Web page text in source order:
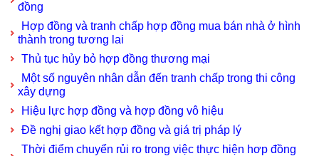
đồng
Hợp đồng và tranh chấp hợp đồng mua bán nhà ở hình
thành trong tương lai
Thủ tục hủy bỏ hợp đồng thương mại
Một số nguyên nhân dẫn đến tranh chấp trong thi công
xây dựng
Hiệu lực hợp đồng và hợp đồng vô hiệu
Đề nghị giao kết hợp đồng và giá trị pháp lý
Thời điểm chuyển rủi ro trong việc thực hiện hơp đồng